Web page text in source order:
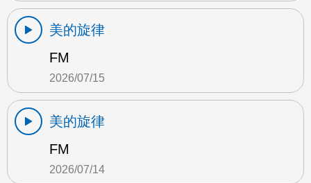
美的旋律
FM
2026/07/15
美的旋律
FM
2026/07/14